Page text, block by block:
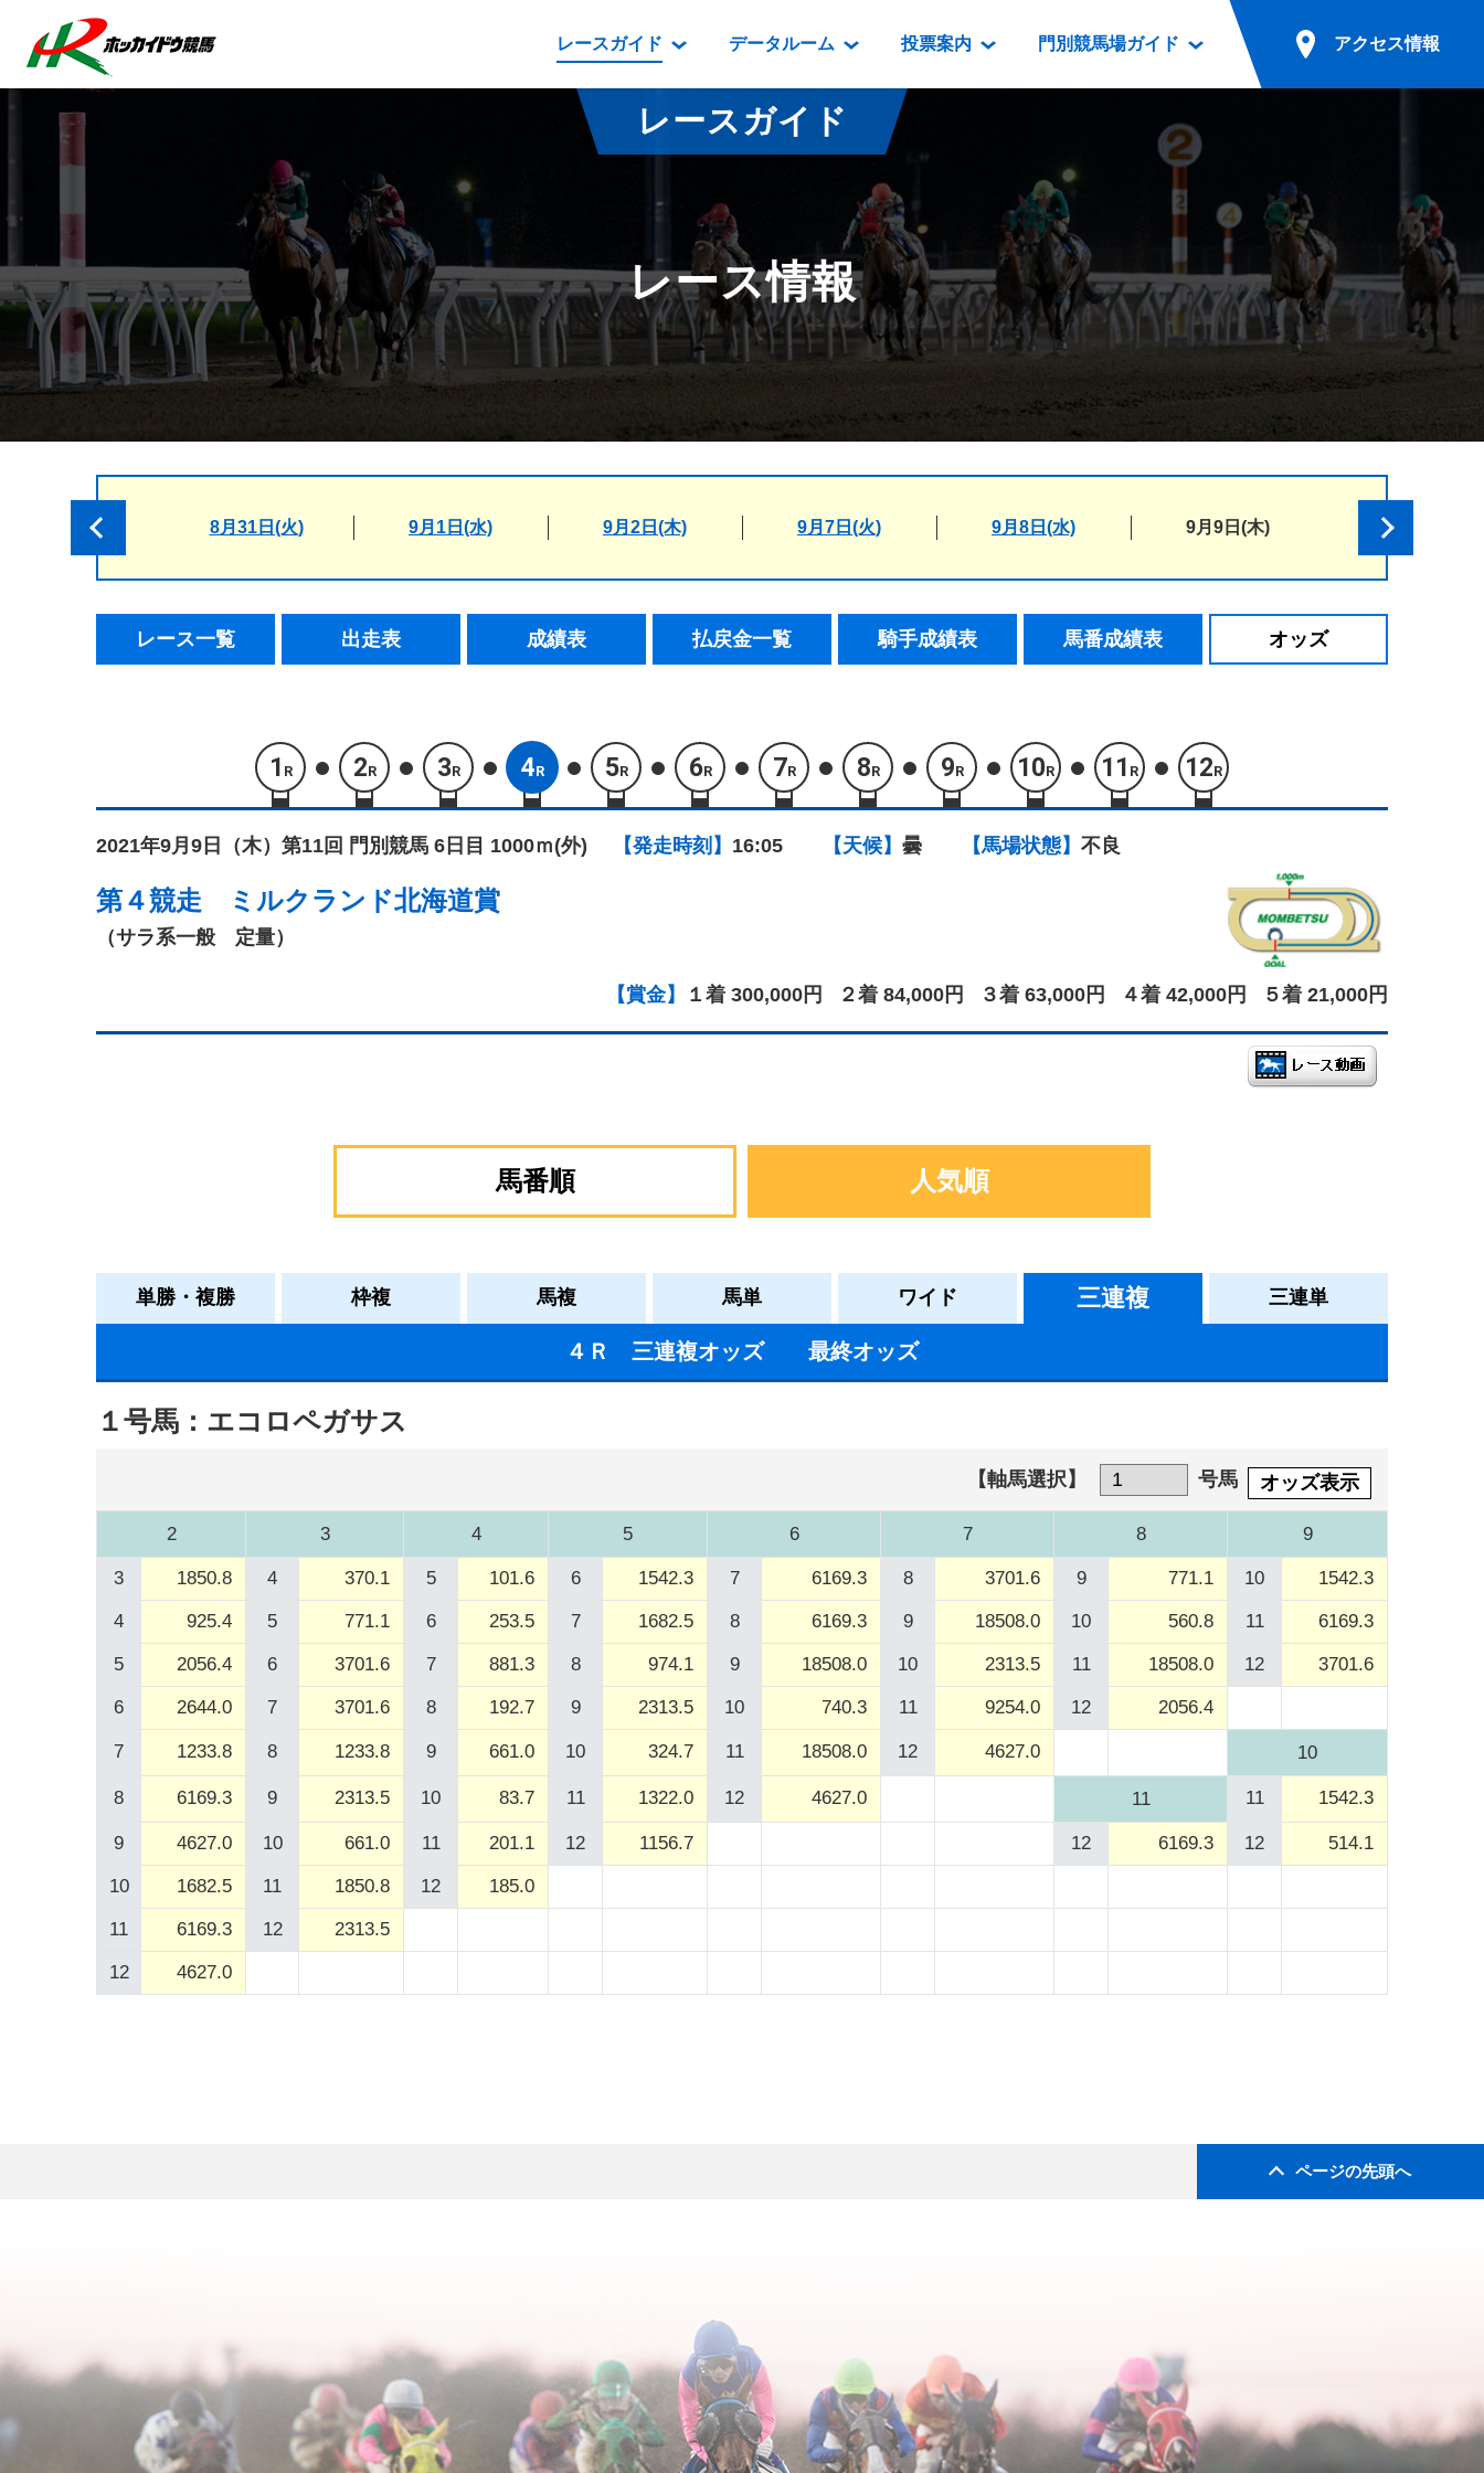
レースガイド
レース情報
払戻金一覧
騎手成績表
馬番成績表
オッズ
番組・級別表ダウンロード
開催カレンダー
重賞競走体系図
スタリオンシリーズ競走
道内の発売情報(PDF)
データルーム
データルーム
騎手・調教師紹介
坂路調教映像
遠征馬情報
番組編成要領
映像コンテンツ
重賞競走VTR
重賞競走参考VTR
レースダイジェスト
新馬ダイジェスト
投票案内
電話・インターネット投票
場外発売所
実況・テレホンサービス
発売・払戻
門別競馬場ガイド
門別競馬場情報
門別競馬場グルメ
とねっこジンギスカン
いずみ食堂
ルンビニフードカフェ
勝馬屋
アクセス情報
無料送迎バスでのご来場
公共の交通機関でのご来場
レースガイド
レース情報
8月31日(火) 9月1日(水) 9月2日(木) 9月7日(火) 9月8日(水) 9月9日(木)
レース一覧 出走表 成績表 払戻金一覧 騎手成績表 馬番成績表 オッズ
1 R 2R 3R 4R 5R 6R 7R 8R 9R 10R 11 R 12R
2021年9月9日（木） 第11回 門別競馬 6日目 1000ｍ(外) 【発走時刻】 16:05 【天候】 曇 【馬場状態】 不良
第４競走 ミルクランド北海道賞
（サラ系一般 定量）
【賞金】 １着 300,000円 ２着 84,000円 ３着 63,000円 ４着 42,000円 ５着 21,000円
馬番順 人気順
単勝・複勝 枠複 馬複 馬単 ワイド 三連複 三連単
４Ｒ 三連複オッズ 最終オッズ
１号馬：エコロペガサス
【軸馬選択】 号馬 オッズ表示
2 3 4 5 6 7 8 9
3 1850.8 4 370.1 5 101.6 6 1542.3 7 6169.3 8 3701.6 9 771.1 10 1542.3
4 925.4 5 771.1 6 253.5 7 1682.5 8 6169.3 9 18508.0 10 560.8 11 6169.3
5 2056.4 6 3701.6 7 881.3 8 974.1 9 18508.0 10 2313.5 11 18508.0 12 3701.6
6 2644.0 7 3701.6 8 192.7 9 2313.5 10 740.3 11 9254.0 12 2056.4
7 1233.8 8 1233.8 9 661.0 10 324.7 11 18508.0 12 4627.0 10
8 6169.3 9 2313.5 10 83.7 11 1322.0 12 4627.0 11 11 1542.3
9 4627.0 10 661.0 11 201.1 12 1156.7 12 6169.3 12 514.1
10 1682.5 11 1850.8 12 185.0
11 6169.3 12 2313.5
12 4627.0
ページの先頭へ